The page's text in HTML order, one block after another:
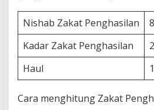
Nishab Zakat Penghasilan
Kadar Zakat Penghasilan
Haul
Cara menghitung Zakat